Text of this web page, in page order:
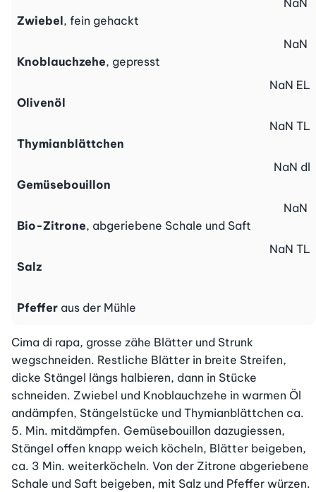
Zwiebel, fein gehackt
NaN
Knoblauchzehe, gepresst
NaN
Olivenöl
NaN EL
Thymianblättchen
NaN TL
Gemüsebouillon
NaN dl
Bio-Zitrone, abgeriebene Schale und Saft
NaN
Salz
NaN TL
Pfeffer aus der Mühle
Cima di rapa, grosse zähe Blätter und Strunk
wegschneiden. Restliche Blätter in breite Streifen,
dicke Stängel längs halbieren, dann in Stücke
schneiden. Zwiebel und Knoblauchzehe in warmen Öl
andämpfen, Stängelstücke und Thymianblättchen ca.
5. Min. mitdämpfen. Gemüsebouillon dazugiessen,
Stängel offen knapp weich köcheln, Blätter beigeben,
ca. 3 Min. weiterköcheln. Von der Zitrone abgeriebene
Schale und Saft beigeben, mit Salz und Pfeffer würzen.